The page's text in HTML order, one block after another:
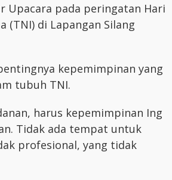
Upacara pada peringatan Hari
(TNI) di Lapangan Silang
kepemimpinan yang
tubuh TNI.
harus kepemimpinan Ing
Tidak ada tempat untuk
profesional, yang tidak